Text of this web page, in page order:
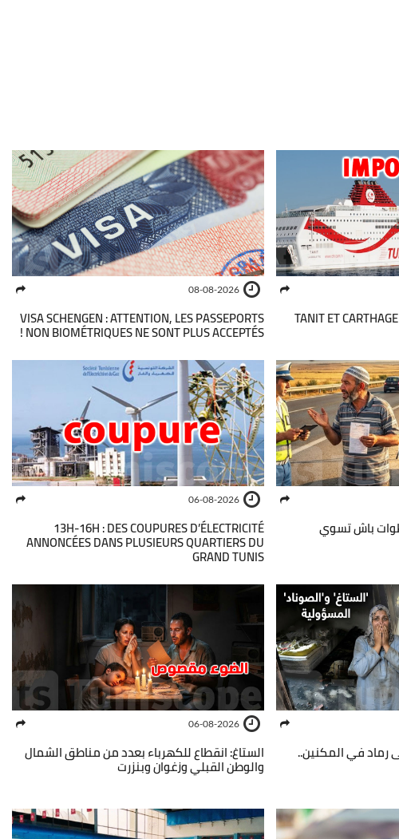
TANIT ET
08-08-2026
VISA SCHENGEN : ATTENTION, LES PASSEPORTS
NON BIOMÉTRIQUES NE SONT PLUS ACCEPTÉS !
رادار؟.. 4 خطوات باش تسوي
06-08-2026
13H-16H : DES COUPURES D’ÉLECTRICITÉ
ANNONCÉES DANS PLUSIEURS QUARTIERS DU
GRAND TUNIS
رماد في المكنين..
06-08-2026
الستاغ: انقطاع للكهرباء بعدد من مناطق الشمال
والوطن القبلي وزغوان وبنزرت